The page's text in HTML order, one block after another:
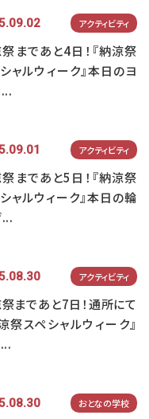
アクティビティ
まであと4日！『納涼祭
ャルウィーク』本日のヨ
アクティビティ
まであと5日！『納涼祭
ャルウィーク』本日の輪
アクティビティ
まであと7日！通所にて
祭スペシャルウィーク』
おとなの学校